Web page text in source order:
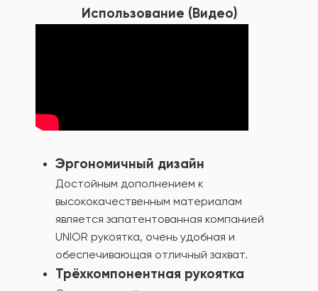
Использование (Видео)
Эргономичный дизайн
Достойным дополнением к
высококачественным материалам
является запатентованная компанией
UNIOR рукоятка, очень удобная и
обеспечивающая отличный захват.
Трёхкомпонентная рукоятка